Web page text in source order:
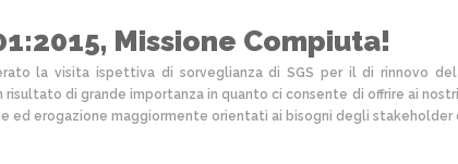
Missione Compiuta!
la visita ispettiva di sorveglianza di SGS per il di rinnovo
risultato di grande importanza in quanto ci consente di offrire ai
ed erogazione maggiormente orientati ai bisogni degli stakeholder